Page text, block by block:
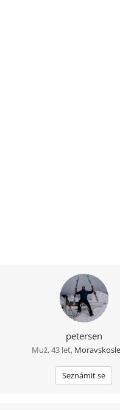
petersen
Muž, 43 let,
Seznámit se